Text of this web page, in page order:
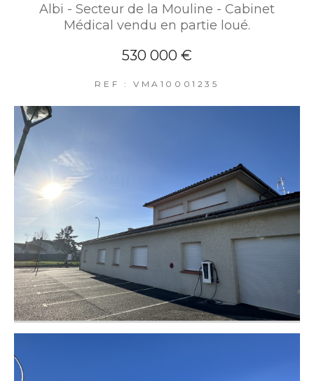
Albi - Secteur de la Mouline - Cabinet
Médical vendu en partie loué.
530 000 €
REF : VMA10001235